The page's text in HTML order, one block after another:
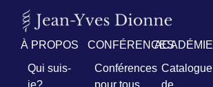
À PROPOS
Qui suis-
je?
CONFÉRENCES
Conférences
pour tous
ACADÉMIE
Catalogue
de